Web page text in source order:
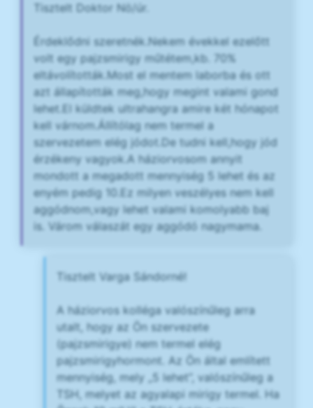
Tisztelt Doktor Nö/úr.
Érdeklődni szeretnék.Nekem évekkel ezelőtt
volt egy pajzsmirigy műtétem,kb. 70%
eltávolították.Most el mentem laborba és ott
azt állapították meg,hogy megint valami gond
lehet.El küldtek ultrahangra amire két hónapot
kell várnom.Állítólag nem termel a
szervezetem elég jódot.De tudni kell,hogy jód
érzékeny vagyok.A háziorvosom annyit
mondott a megadott mennyiség 5 lehet és az
enyém pedig 10.Ez milyen veszélyes nem kell
aggódnom,vagy lehet valami komolyabb baj
is. Várom válaszát egy aggódó nagymama.
Tisztelt Varga Sándorné!
A háziorvos kolléga valószínűleg arra
utalt, hogy az Ön szervezete
(pajzsmirigye) nem termel elég
pajzsmirigyhormont. Az Ön által említett
mennyiség, mely „5 lehet”, valószínűleg a
TSH, melyet az agyalapi mirigy termel. Ha